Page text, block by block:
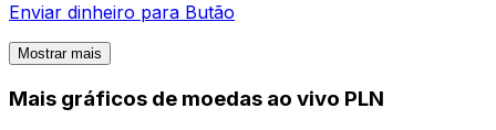
Enviar dinheiro para Butão
Mostrar mais
Mais gráficos de moedas ao vivo PLN